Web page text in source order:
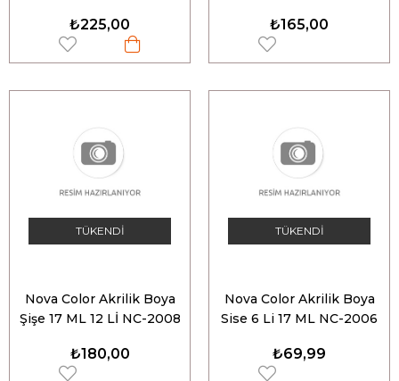
₺225,00 ₺165,00
TÜKENDI
Nova Color Akrilik Boya
Şişe 17 ML 12 Lİ NC-2008
₺180,00
TÜKENDI
Nova Color Akrilik Boya
Sise 6 Li 17 ML NC-2006
₺69,99